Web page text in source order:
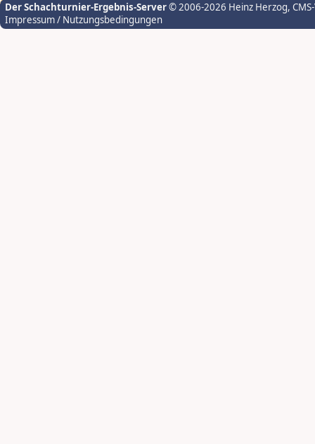
Der Schachturnier-Ergebnis-Server© 2006-2026 Heinz Herzog,
Impressum / Nutzungsbedingungen